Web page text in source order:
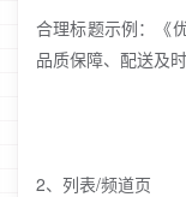
合理标题示例：《
品质保障、配送及
2、列表/频道页